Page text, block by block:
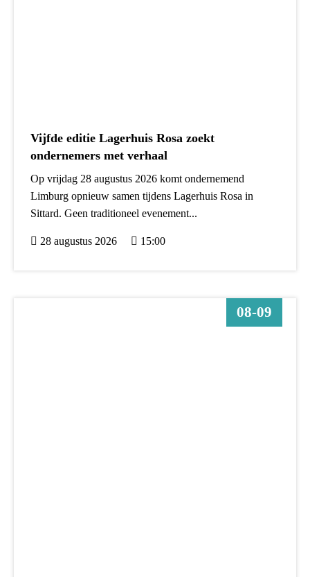
Vijfde editie Lagerhuis Rosa zoekt
ondernemers met verhaal
Op vrijdag 28 augustus 2026 komt ondernemend
Limburg opnieuw samen tijdens Lagerhuis Rosa in
Sittard. Geen traditioneel evenement...
28 augustus 2026 15:00
08-09